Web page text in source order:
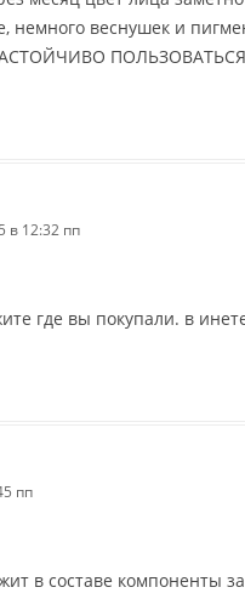
немного веснушек и
в 12:32 пп
где вы покупали. в
пп
в составе компоненты